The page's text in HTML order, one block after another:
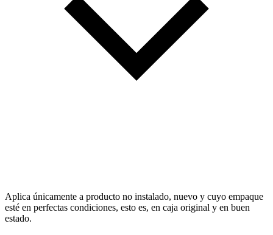
Aplica únicamente a producto no instalado, nuevo y cuyo empaque
esté en perfectas condiciones, esto es, en caja original y en buen
estado.